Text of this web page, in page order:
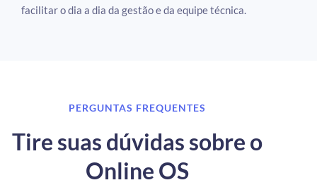
facilitar o dia a dia da gestão e da equipe técnica.
PERGUNTAS FREQUENTES
Tire suas dúvidas sobre o
Online OS